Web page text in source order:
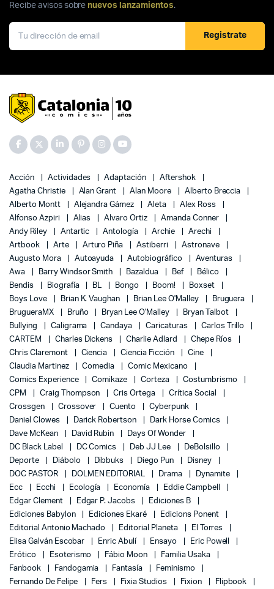
Recibe avisos sobre nuevos lanzamientos.
Registrate
Acción Actividades Adaptación
Aftershok
Agatha Christie
Alan Grant Alan Moore
Alberto Breccia
Alberto Montt
Alejandra Gámez Aleta
Alex Ross
Alfonso Azpiri
Alias Alvaro Ortiz
Amanda Conner
Andy Riley
Antartic Antología Archie
Arechi
Artbook
Arte Arturo Piña Astiberri
Astronave
Augusto Mora
Autoayuda Autobiográfico
Aventuras
Awa
Barry Windsor Smith Bazaldua Bef
Bélico
Bendis
Biografía BL Bongo Boom!
Boxset
Boys Love
Brian K. Vaughan Brian Lee O'Malley
Bruguera
BrugueraMX
Bruño Bryan Lee O'Malley
Bryan Talbot
Bullying
Caligrama Candaya Caricaturas
Carlos Trillo
CARTEM
Charles Dickens Charlie Adlard
Chepe Ríos
Chris Claremont
Ciencia Ciencia Ficción
Cine
Claudia Martinez
Comedia
Comic Mexicano
Comics Experience
Comikaze Corteza
Costumbrismo
CPM
Craig Thompson Cris Ortega
Crítica Social
Crossgen
Crossover Cuento
Cyberpunk
Daniel Clowes
Darick Robertson
Dark Horse Comics
Dave McKean
David Rubin
Days Of Wonder
DC Black Label
DC Comics Deb JJ Lee
DeBolsillo
Deporte
Diábolo Dibbuks Diego Pun
Disney
DOC PASTOR
DOLMEN EDITORIAL Drama
Dynamite
Ecc
Ecchi Ecología Economía
Eddie Campbell
Edgar Clement
Edgar P. Jacobs
Ediciones B
Ediciones Babylon
Ediciones Ekaré
Edicions Ponent
Editorial Antonio Machado
Editorial Planeta
El Torres
Elisa Galván Escobar
Enric Abulí Ensayo
Eric Powell
Erótico
Esoterismo Fábio Moon
Familia Usaka
Fanbook
Fandogamia Fantasía
Feminismo
Fernando De Felipe
Fers Fixia Studios Fixion
Flipbook